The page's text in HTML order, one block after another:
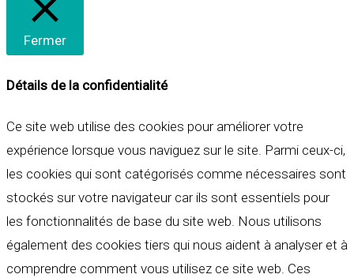
Fermer
Détails de la confidentialité
Ce site web utilise des cookies pour améliorer votre
expérience lorsque vous naviguez sur le site. Parmi ceux-ci,
les cookies qui sont catégorisés comme nécessaires sont
stockés sur votre navigateur car ils sont essentiels pour
les fonctionnalités de base du site web. Nous utilisons
également des cookies tiers qui nous aident à analyser et à
comprendre comment vous utilisez ce site web. Ces